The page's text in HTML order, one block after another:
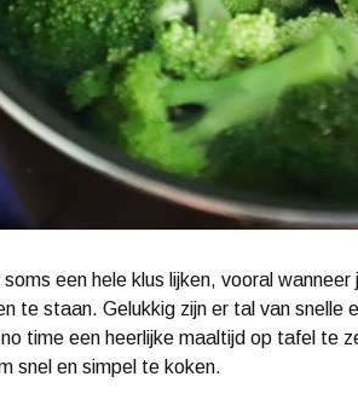
soms een hele klus lijken, vooral
te staan. Gelukkig zijn er tal van
time een heerlijke maaltijd op tafel te
snel en simpel te koken.